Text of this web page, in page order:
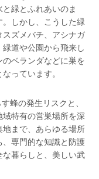
緑とふれあいのま
しかし、こうした緑
ズメバチ、アシナガ
道や公園から飛来し
ベランダなどに巣を
っています。
蜂の発生リスクと、
特有の営巣場所を深
地まで、あらゆる場所
専門的な知識と防護
暮らしと、美しい武